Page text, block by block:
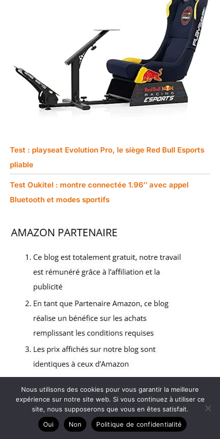
Test : playseat Evolution Pro, le siège Red Bull Esports
pliable
Test Oukitel : montre connectée 1.96″ avec appel
Bluetooth et modes sportifs
Copyright © 2026 Gym street - Partenaire Amazon
A propos
Nous utilisons des cookies pour vous garantir la meilleure
expérience sur notre site web. Si vous continuez à utiliser ce
site, nous supposerons que vous en êtes satisfait.
Oui
Non Politique de confidentialité